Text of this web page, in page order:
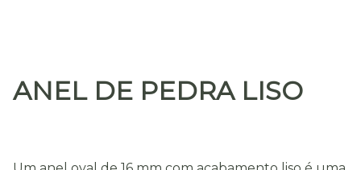
ANEL DE PEDRA LISO